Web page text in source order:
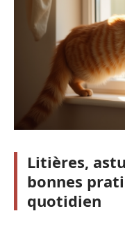
Litières,
bonnes
quotidien